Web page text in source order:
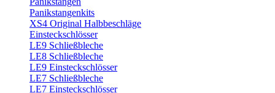
Panikstangenkits
XS4 Original Halbbeschläge
Einsteckschlösser
LE9 Schließbleche
LE8 Schließbleche
LE9 Einsteckschlösser
LE7 Schließbleche
LE7 Einsteckschlösser